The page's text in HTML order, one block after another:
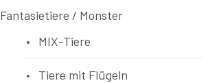
Fantasietiere / Monster
MIX-Tiere
Tiere mit Flügeln